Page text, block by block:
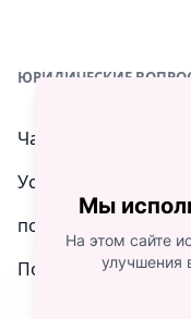
Мы
На этом сайте
улучшения
ЮРИДИЧЕСКИЕ
Часто задаваемые
Условия и положения
политика
Политика возврата